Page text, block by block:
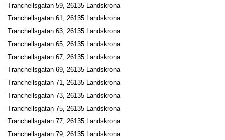
Tranchellsgatan 59, 26135 Landskrona
Tranchellsgatan 61, 26135 Landskrona
Tranchellsgatan 63, 26135 Landskrona
Tranchellsgatan 65, 26135 Landskrona
Tranchellsgatan 67, 26135 Landskrona
Tranchellsgatan 69, 26135 Landskrona
Tranchellsgatan 71, 26135 Landskrona
Tranchellsgatan 73, 26135 Landskrona
Tranchellsgatan 75, 26135 Landskrona
Tranchellsgatan 77, 26135 Landskrona
Tranchellsgatan 79, 26135 Landskrona